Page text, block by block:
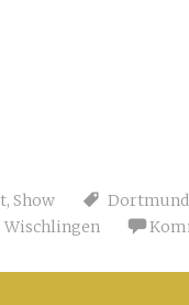
, Show Dortmund
Wischlingen